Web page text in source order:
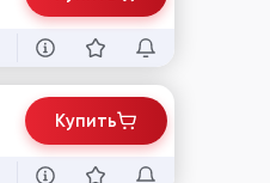
Купить